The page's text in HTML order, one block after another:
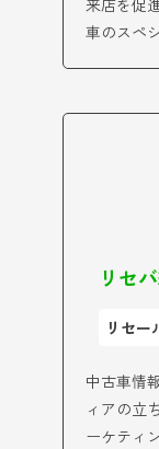
来店を促
車のスペ
リセ
リセ
中古車情
ィアの立
ーケティ